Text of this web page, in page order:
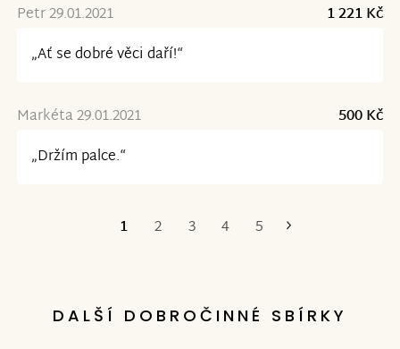
Petr 29.01.2021
1 221 Kč
„Ať se dobré věci daří!“
Markéta 29.01.2021
500 Kč
„Držím palce.“
1 2 3 4 5
DALŠÍ DOBROČINNÉ SBÍRKY